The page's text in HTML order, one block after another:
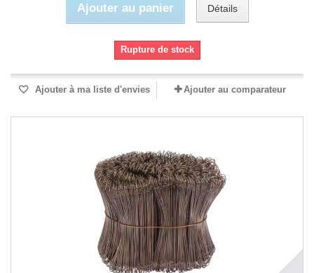
Ajouter au panier Détails
Rupture de stock
Ajouter à ma liste d'envies Ajouter au comparateur